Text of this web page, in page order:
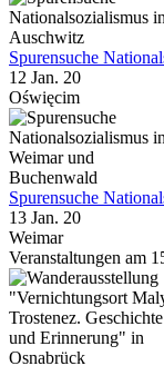
Spurensuche
12 Jan. 20
Oświęcim
Spurensuche
13 Jan. 20
Weimar
Veranstaltungen am